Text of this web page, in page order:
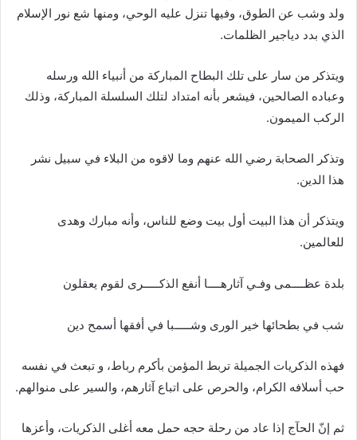
ولد وشب عن الطوق، وفيها تنزل عليه الوحي، ومنها شع نور الإسلام
الذي بدد دياجير الظلمات.
ويتذكر من سار على تلك البطاح المباركة من أنبياء الله ورسله
وعباده الصالحين، فيشعر بأنه امتداد لتلك السلسلة المباركة، وذلك
الركب الميمون.
وتذكر الصحابة رضي الله عنهم وما لاقوه من البلاء في سبيل نشر
هذا الدين.
ويتذكر أن هذا البيت أول بيت وضع للناس، وأنه مبارك وهدى
للعالمين.
بلدة عظــــمى وفـي آثارهــــا أنفع الذكـــــرى لقوم يعقلون
شب في بطحائها خير الورى وشـــــبا في أفقها أسمح دين
فهذه الذكريات الجميلة تربط المؤمن بأكرم رباط، و تبعث في نفسه
حب أسلافه الكرام، والحرص على اتباع آثارهم، والسير على منوالهم.
ثم إنّ الحآج إذا عاد من رحلة حجه حمل معه أغلى الذكريات، وأعزها